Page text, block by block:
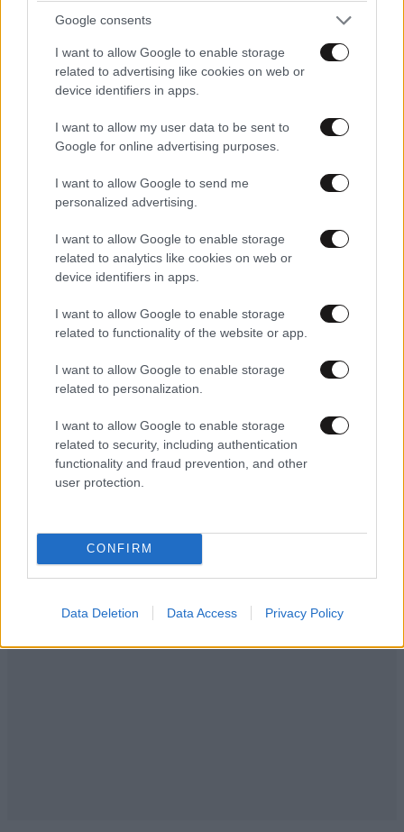
Google consents
I want to allow Google to enable storage
related to advertising like cookies on web or
device identifiers in apps.
I want to allow my user data to be sent to
Google for online advertising purposes.
I want to allow Google to send me
personalized advertising.
I want to allow Google to enable storage
related to analytics like cookies on web or
device identifiers in apps.
I want to allow Google to enable storage
related to functionality of the website or app.
I want to allow Google to enable storage
related to personalization.
I want to allow Google to enable storage
related to security, including authentication
functionality and fraud prevention, and other
user protection.
CONFIRM
Data Deletion Data Access Privacy Policy
ΕΛΛΑΔΑ07·08·2026 11:26
Βίντεο-ντοκουμέντο από το θανατηφόρο
τροχαίο στις Σέρρες: Η στιγμή που το ΙΧ μπαίνει
στο αντίθετο ρεύμα – Ακαριαία πέθαναν γιος